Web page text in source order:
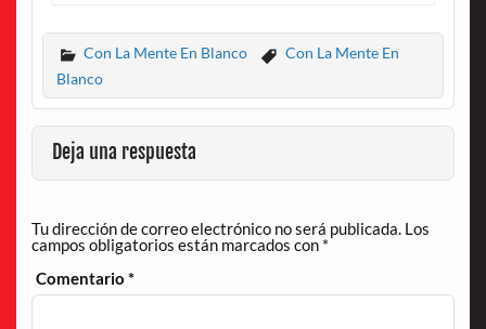
Con La Mente En Blanco
Con La Mente En
Blanco
Deja una respuesta
Tu dirección de correo electrónico no será publicada. Los
campos obligatorios están marcados con *
Comentario*